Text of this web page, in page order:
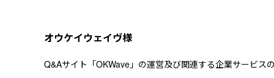
オウケイウェイヴ様
Q&Aサイト「OKWave」の運営及び関連する企業サービス